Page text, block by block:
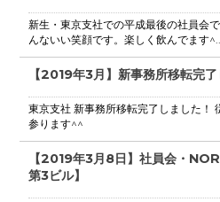
新生・東京支社での平成最後の社員
んないい笑顔です。楽しく飲んでます
【2019年3月】新事務所移転完了
東京支社 新事務所移転完了しました！
参ります^^
【2019年3月8日】社員会・
第3ビル】